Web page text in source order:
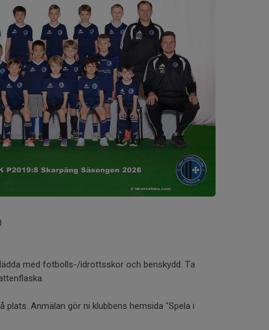
med fotbolls-/idrottsskor och benskydd. Ta
plats. Anmälan gör ni klubbens hemsida "Spela i